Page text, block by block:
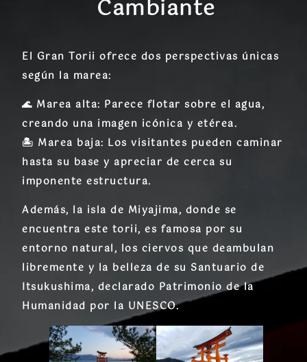
Cambiante
El Gran Torii ofrece dos perspectivas únicas
según la marea:
🌊 Marea alta: Parece flotar sobre el agua,
creando una imagen icónica y etérea.
🏝️ Marea baja: Los visitantes pueden caminar
hasta su base y apreciar de cerca su
imponente estructura.
Además, la isla de Miyajima, donde se
encuentra este torii, es famosa por su
entorno natural, los ciervos que deambulan
libremente y la belleza de su Santuario de
Itsukushima, declarado Patrimonio de la
Humanidad por la UNESCO.